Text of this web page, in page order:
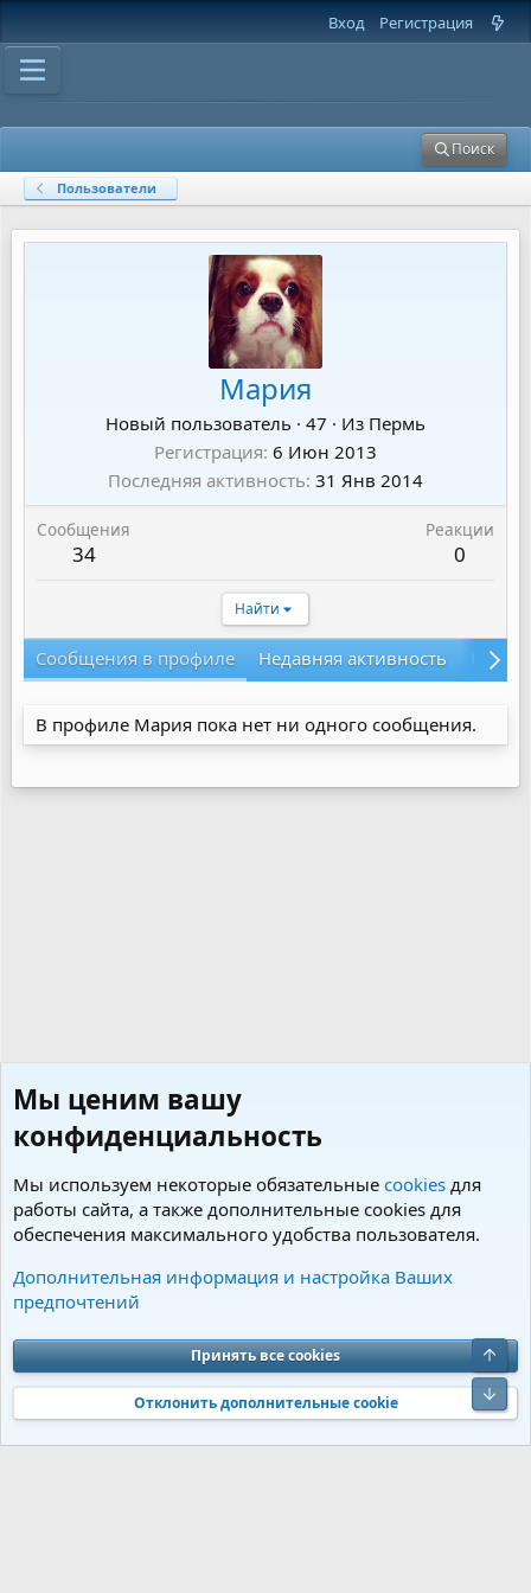
Вход Регистрация
Поиск
Пользователи
Мария
Новый пользователь · 47 · Из Пермь
Регистрация 6 Июн 2013
Последняя активность 31 Янв 2014
Сообщения
34
Реакции
0
Найти
Сообщения в профиле Недавняя активность
В профиле Мария пока нет ни одного сообщения.
Пользователи
Cookies Charm by DCom
Обратная связь
Условия и правила
Политика конфиденциальности
Помощь
S
S
Community platform by XenForo® © 2010-2026 XenForo Ltd. Перевод от
Jumuro®|Media embeds via s9e/MediaSites
Мы ценим вашу
конфиденциальность
Мы используем некоторые обязательные cookies для
работы сайта, а также дополнительные cookies для
обеспечения максимального удобства пользователя.
Дополнительная информация и настройка Ваших
предпочтений
Принять все cookies
Отклонить дополнительные cookie
Верх
Низ